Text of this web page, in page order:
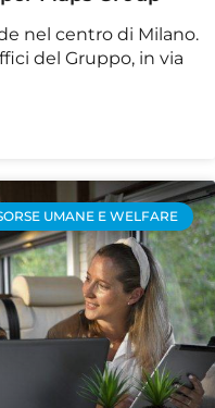
nel centro di Milano.
del Gruppo, in via
UMANE E WELFARE